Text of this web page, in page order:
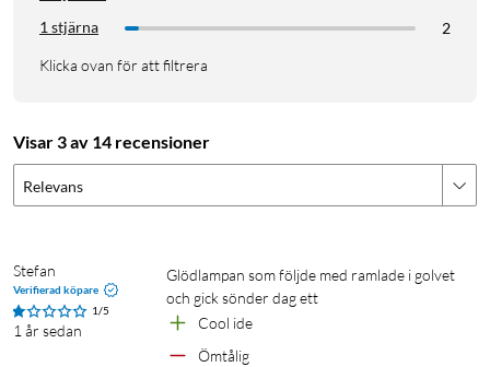
1 stjärna
2
Klicka ovan för att filtrera
Visar 3 av 14 recensioner
Relevans
Stefan
Verifierad köpare
1/5
1 år sedan
Glödlampan som följde med ramlade i golvet
och gick sönder dag ett
Cool ide
Ömtålig